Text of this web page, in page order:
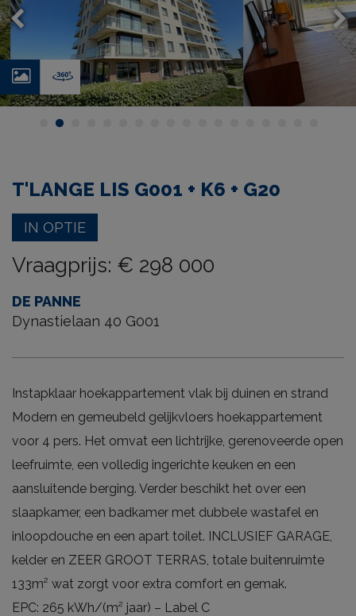
Foto's Virtual
T'LANGE LIS G001 + K6 + G20
IN OPTIE
Vraagprijs: € 298 000
DE PANNE
Dynastielaan 40 G001
Instapklaar hoekappartement vlak bij duinen en strand
Modern en gemeubeld gelijkvloers hoekappartement
voor 4 pers. Het omvat een lichtrijke, gerenoveerde open
leefruimte, een volledig ingerichte keuken en een
aansluitende berging. Verder beschikt het over een
slaapkamer, een badkamer met dubbele wastafel en
inloopdouche en een apart toilet. INCLUSIEF GARAGE,
kelder en ZEER GROOT TERRAS, totale buitenruimte
133m² wat zorgt voor extra comfort en gemak.
EPC: 265 kWh/(m² jaar) – Label C